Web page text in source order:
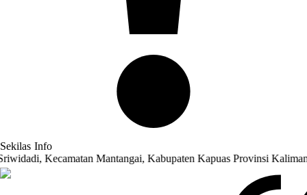
Sekilas Info
Mantangai, Kabupaten Kapuas Provinsi Kalimantan Tengah